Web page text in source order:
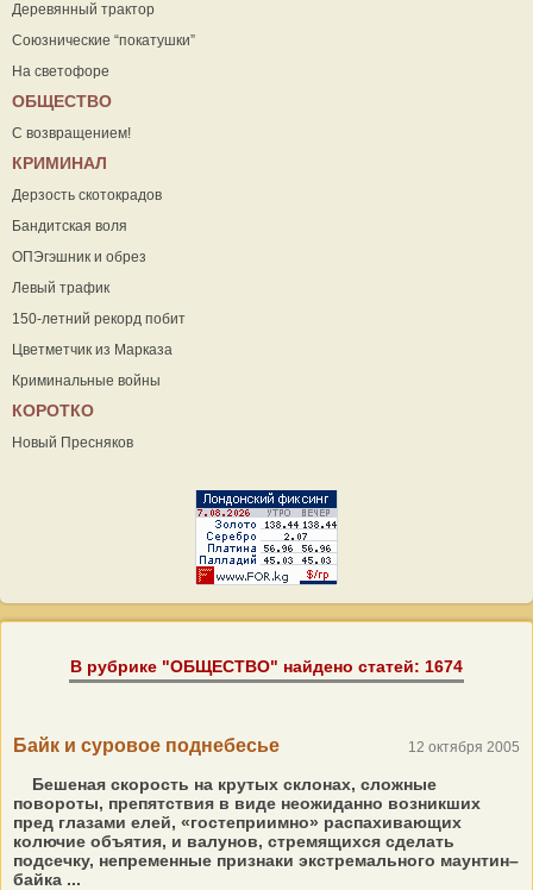
Деревянный трактор
Союзнические “покатушки”
На светофоре
ОБЩЕСТВО
С возвращением!
КРИМИНАЛ
Дерзость скотокрадов
Бандитская воля
ОПЭгэшник и обрез
Левый трафик
150-летний рекорд побит
Цветметчик из Марказа
Криминальные войны
КОРОТКО
Новый Пресняков
В рубрике "ОБЩЕСТВО" найдено статей: 1674
Байк и суровое поднебесье 12 октября 2005
Бешеная скорость на крутых склонах, сложные
повороты, препятствия в виде неожиданно возникших
пред глазами елей, «гостеприимно» распахивающих
колючие объятия, и валунов, стремящихся сделать
подсечку, непременные признаки экстремального маунтин–
байка ...